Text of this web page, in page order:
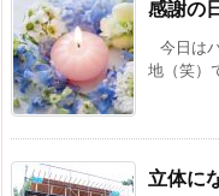
感謝の
今日は
地（笑）
立体に